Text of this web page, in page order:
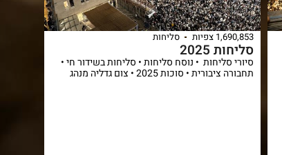
1,690,853 צפיות סליחות
סליחות 2025
סיורי סליחות • נוסח סליחות • סליחות בשידור חי •
תחבורה ציבורית • סוכות 2025 • צום גדליה מנהג